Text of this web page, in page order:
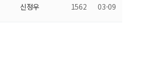
신정우 1562 03-09